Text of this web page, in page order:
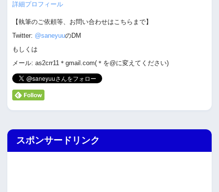
詳細プロフィール
【執筆のご依頼等、お問い合わせはこちらまで】
Twitter: @saneyuuのDM
もしくは
メール: as2crr11＊gmail.com(＊を@に変えてください)
スポンサードリンク